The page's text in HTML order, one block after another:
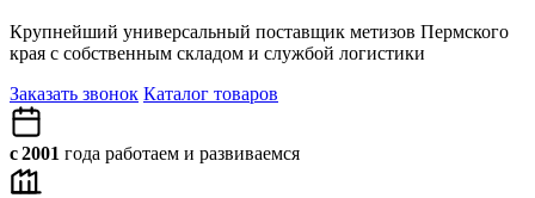
Крупнейший универсальный поставщик метизов Пермского
края с собственным складом и службой логистики
Заказать звонок Каталог товаров
с2001 года работаем и развиваемся